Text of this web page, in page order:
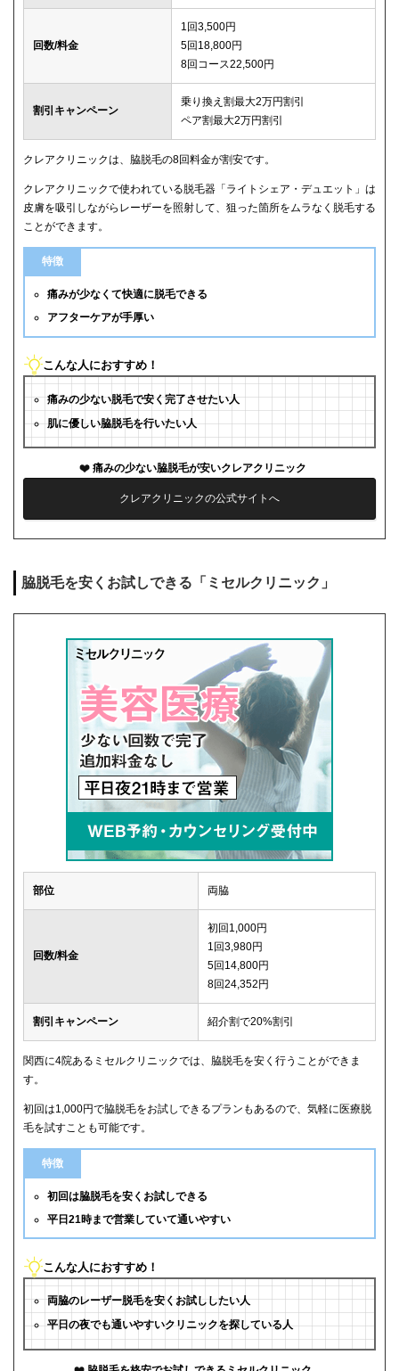
回数/料金
1回3,500円
5回18,800円
8回コース22,500円
割引キャンペーン
乗り換え割最大2万円割引
ペア割最大2万円割引
クレアクリニックは、脇脱毛の8回料金が割安です。
クレアクリニックで使われている脱毛器「ライトシェア・デュエット」は
皮膚を吸引しながらレーザーを照射して、狙った箇所をムラなく脱毛する
ことができます。
特徴
痛みが少なくて快適に脱毛できる
アフターケアが手厚い
こんな人におすすめ！
痛みの少ない脱毛で安く完了させたい人
肌に優しい脇脱毛を行いたい人
痛みの少ない脇脱毛が安いクレアクリニック
クレアクリニックの公式サイトへ
脇脱毛を安くお試しできる「ミセルクリニック」
部位 両脇
回数/料金
初回1,000円
1回3,980円
5回14,800円
8回24,352円
割引キャンペーン 紹介割で20%割引
関西に4院あるミセルクリニックでは、脇脱毛を安く行うことができま
す。
初回は1,000円で脇脱毛をお試しできるプランもあるので、気軽に医療脱
毛を試すことも可能です。
特徴
初回は脇脱毛を安くお試しできる
平日21時まで営業していて通いやすい
こんな人におすすめ！
両脇のレーザー脱毛を安くお試ししたい人
平日の夜でも通いやすいクリニックを探している人